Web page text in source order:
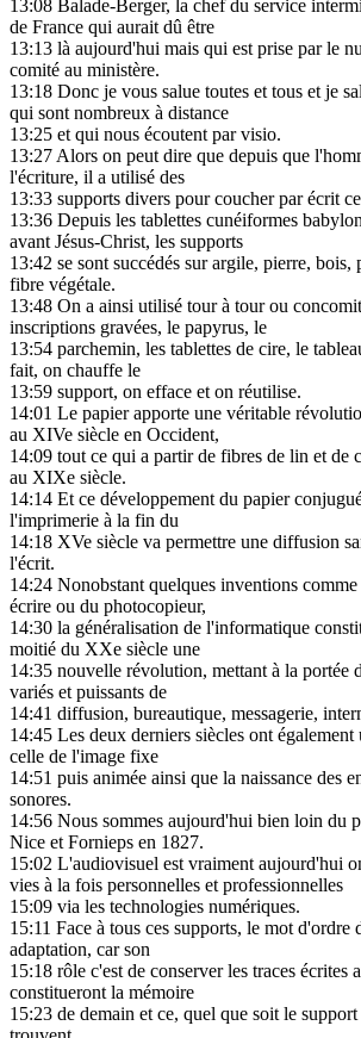
13:08 Balade-Berger, la chef du service
de France qui aurait dû être
13:13 là aujourd'hui mais qui est prise par le
comité au ministère.
13:18 Donc je vous salue toutes et tous et je
qui sont nombreux à distance
13:25 et qui nous écoutent par visio.
13:27Alors on peut dire que depuis que
l'écriture, il a utilisé des
13:33 supports divers pour coucher par écrit
13:36 Depuis les tablettes cunéiformes
avant Jésus-Christ, les supports
13:42 se sont succédés sur argile, pierre, bois,
fibre végétale.
13:48 On a ainsi utilisé tour à tour ou
inscriptions gravées, le papyrus, le
13:54 parchemin, les tablettes de cire, le
fait, on chauffe le
13:59 support, on efface et on réutilise.
14:01 Le papier apporte une véritable
au XIVe siècle en Occident,
14:09 tout ce qui a partir de fibres de lin et de
au XIXe siècle.
14:14 Et ce développement du papier
l'imprimerie à la fin du
14:18 XVe siècle va permettre une diffusion
l'écrit.
14:24 Nonobstant quelques inventions
écrire ou du photocopieur,
14:30 la généralisation de l'informatique
moitié du XXe siècle une
14:35 nouvelle révolution, mettant à la portée
variés et puissants de
14:41 diffusion, bureautique, messagerie,
14:45 Les deux derniers siècles ont
celle de l'image fixe
14:51 puis animée ainsi que la naissance des
sonores.
14:56 Nous sommes aujourd'hui bien loin du
Nice et Fornieps en 1827.
15:02 L'audiovisuel est vraiment aujourd'hui
vies à la fois personnelles et professionnelles
15:09 via les technologies numériques.
15:11 Face à tous ces supports, le mot d'ordre
adaptation, car son
15:18 rôle c'est de conserver les traces écrites
constitueront la mémoire
15:23 de demain et ce, quel que soit le